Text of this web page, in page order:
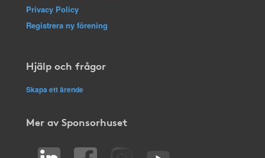
Privacy Policy
Registrera ny förening
Hjälp och frågor
Skapa ett ärende
Mer av Sponsorhuset